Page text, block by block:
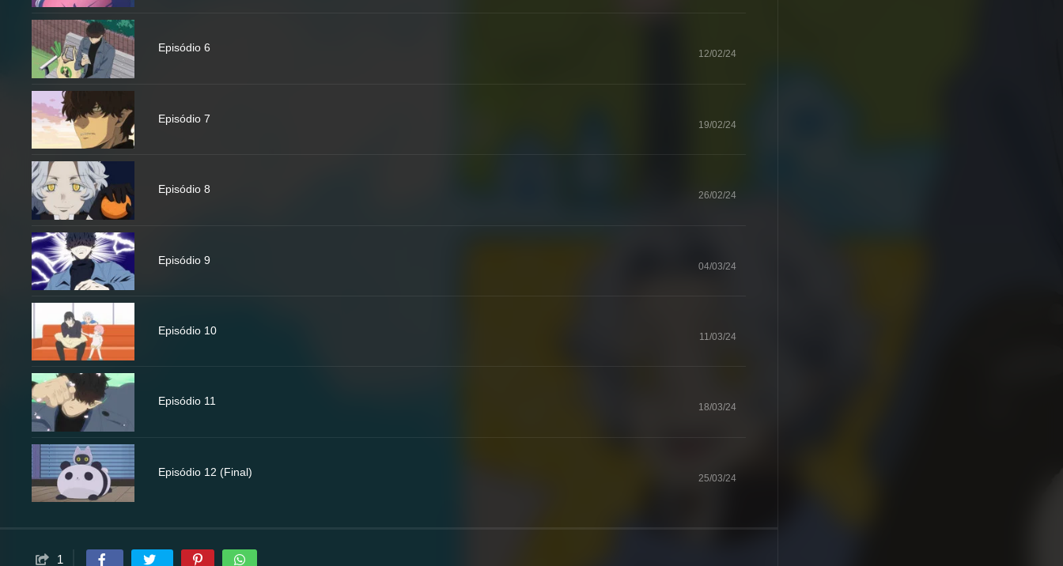
Episódio 6 12/02/24
Episódio 7 19/02/24
Episódio 8 26/02/24
Episódio 9 04/03/24
Episódio 10 11/03/24
Episódio 11 18/03/24
Episódio 12 (Final) 25/03/24
1